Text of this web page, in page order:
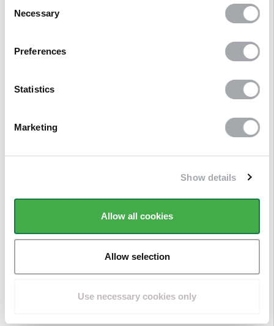
Selection
Necessary
Preferences
Statistics
Marketing
Show details
Allow all cookies
Allow selection
Use necessary cookies only
2008 mm
Questions/Réponses
Produits associés
Références clients
CLIENTS